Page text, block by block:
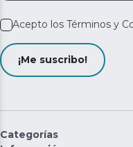
Acepto los Términos y
¡Me suscribo!
Categorías